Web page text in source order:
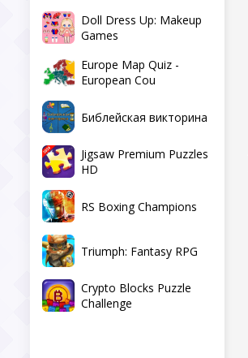
Doll Dress Up: Makeup
Games
Europe Map Quiz -
European Cou
Библейская викторина
Jigsaw Premium Puzzles
HD
RS Boxing Champions
Triumph: Fantasy RPG
Crypto Blocks Puzzle
Challenge